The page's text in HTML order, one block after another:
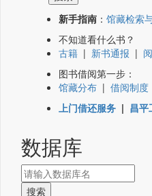
新手指南 ： 馆藏检索
不知道看什么书？
古籍 | 新书通报 |
图书借阅第一步：
馆藏分布 | 借阅制度
上门借还服务 | 昌平
数据库